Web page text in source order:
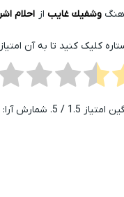
وشفيك غايب از احلام
کلیک کنید تا به آن
امتیاز 1.5 / 5. شمارش آرا: